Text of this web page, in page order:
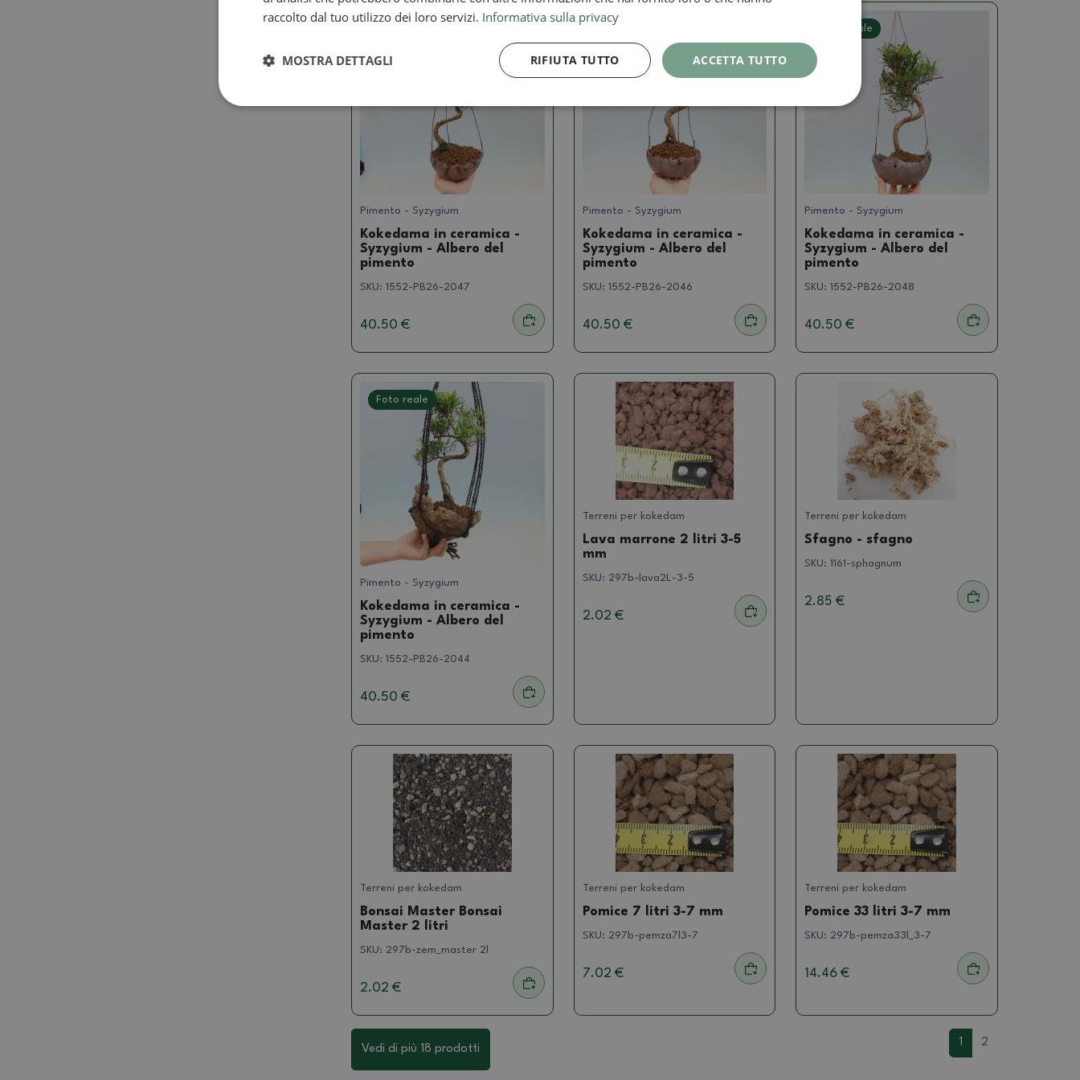
Pimento - Syzygium
Kokedama in ceramica -
Syzygium - Albero del
pimento
SKU: 1552-PB26-2047
40.50 €
Foto reale
Pimento - Syzygium
Kokedama in ceramica -
Syzygium - Albero del
pimento
SKU: 1552-PB26-2046
40.50 €
Foto reale
Pimento - Syzygium
Kokedama in ceramica -
Syzygium - Albero del
pimento
SKU:1552-PB26-2048
40.50 €
Foto reale
Pimento - Syzygium
Kokedama in ceramica -
Syzygium - Albero del
pimento
SKU: 1552-PB26-2044
40.50 €
Terreni per kokedam
Lava marrone 2 litri 3-5
mm
SKU: 297b-lava2L-3-5
2.02 €
Terreni per kokedam
Sfagno - sfagno
SKU:1161-sphagnum
2.85 €
Terreni per kokedam
Bonsai Master Bonsai
Master 2 litri
SKU: 297b-zem_master 2l
2.02 €
Terreni per kokedam
Pomice 7 litri 3-7 mm
SKU: 297b-pemza7l3-7
7.02 €
Terreni per kokedam
Pomice 33 litri 3-7 mm
SKU: 297b-pemza33l_3-7
14.46 €
Vedi di più 18 prodotti
1 2
raccolto dal tuo utilizzo dei loro servizi. Informativa sulla privacy
ACCETTA TUTTO
RIFIUTA TUTTO
MOSTRA DETTAGLI